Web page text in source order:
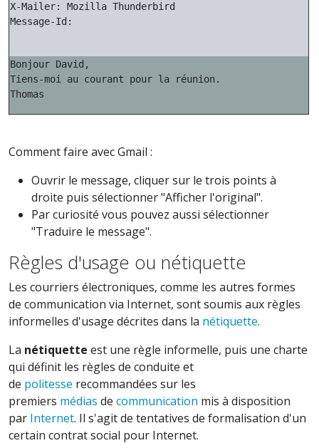
X-Mailer: Mozilla Thunderbird
Message-Id:
Bonjour David,
Tiens-moi au courant pour la réunion.
Thomas
Comment faire avec Gmail :
Ouvrir le message, cliquer sur le trois points à
droite puis sélectionner "Afficher l'original".
Par curiosité vous pouvez aussi sélectionner
"Traduire le message".
Règles d'usage ou nétiquette
Les courriers électroniques, comme les autres formes
de communication via Internet, sont soumis aux règles
informelles d'usage décrites dans la nétiquette.
La nétiquette est une règle informelle, puis une charte
qui définit les règles de conduite et
de politesse recommandées sur les
premiers médias de communication mis à disposition
par Internet. Il s'agit de tentatives de formalisation d'un
certain contrat social pour Internet.